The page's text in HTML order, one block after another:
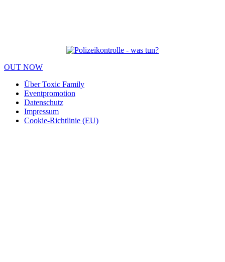
OUT NOW
Über Toxic Family
Eventpromotion
Datenschutz
Impressum
Cookie-Richtlinie (EU)